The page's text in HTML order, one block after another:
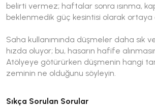
belirti vermez; haftalar sonra ısınma,
beklenmedik güç kesintisi olarak ortaya
Saha kullanımında düşmeler daha sık
hızda oluyor; bu, hasarın hafife
Atölyeye götürürken düşmenin hangi
zeminin ne olduğunu söyleyin.
Sıkça Sorulan Sorular